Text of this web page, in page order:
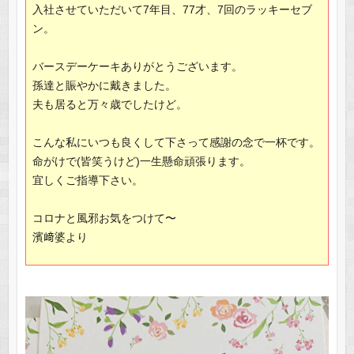
入社させていただいて7年目、77才、7回のラッキーセブ
ン。
バースデーケーキありがとうございます。
孫達と賑やかに戴きました。
夫も居ると万々歳でしたけど。
こんな私にいつも良くして下さって感謝の念で一杯です。
命がけで(皆笑うけど)一生懸命頑張ります。
宜しくご指導下さい。
コロナと風邪お気をつけて〜
濱﨑婆より